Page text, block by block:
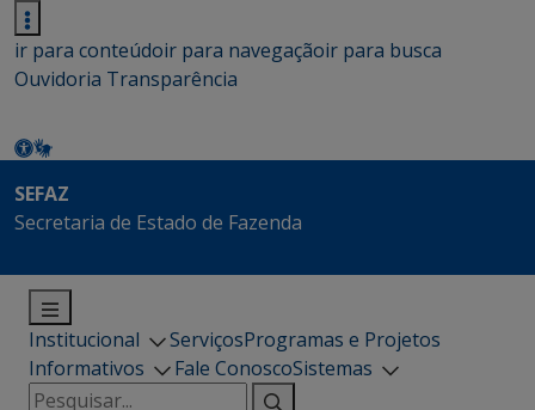
ir para conteúdoir para navegaçãoir para busca
Ouvidoria Transparência
SEFAZ
Secretaria de Estado de Fazenda
Institucional ServiçosProgramas e Projetos
Informativos
Fale ConoscoSistemas
Pesquisar